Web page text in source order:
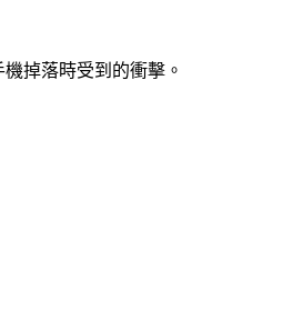
掉落時受到的衝擊。